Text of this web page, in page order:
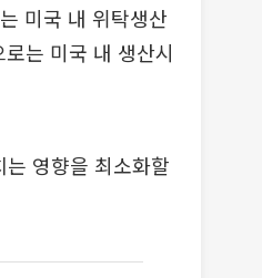
미국 내 위탁생산
는 미국 내 생산시
영향을 최소화할